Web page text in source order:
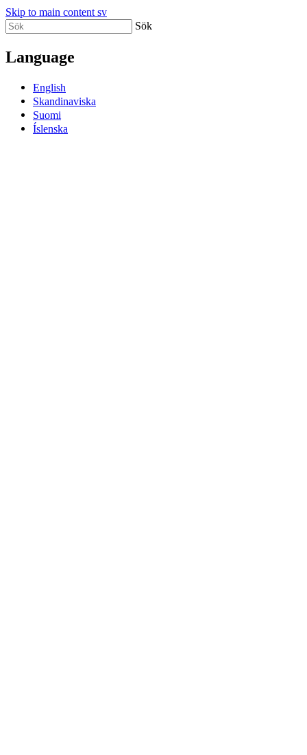
Skip to main content sv
Sök
Language
English
Skandinaviska
Suomi
Íslenska